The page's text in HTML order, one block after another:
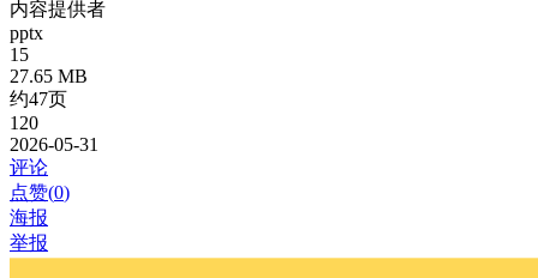
内容提供者
pptx
15
27.65 MB
约47页
120
2026-05-31
评论
点赞(0)
海报
举报